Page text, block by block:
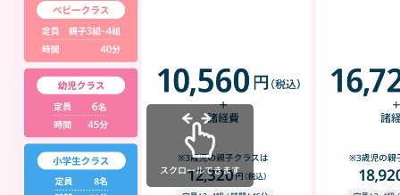
スクロールできます